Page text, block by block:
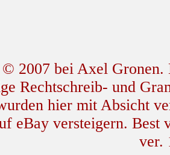
© 2007 bei Axel Gronen.
Rechtschreib- und
hier mit Absicht
eBay versteigern. Best
ver.